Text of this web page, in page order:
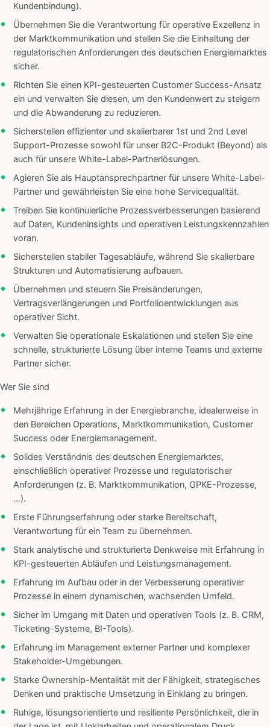
Kundenbindung).
Übernehmen Sie die Verantwortung für operative Exzellenz in
der Marktkommunikation und stellen Sie die Einhaltung der
regulatorischen Anforderungen des deutschen Energiemarktes
sicher.
Richten Sie einen KPI-gesteuerten Customer Success-Ansatz
ein und verwalten Sie diesen, um den Kundenwert zu steigern
und die Abwanderung zu reduzieren.
Sicherstellen effizienter und skalierbarer 1st und 2nd Level
Support-Prozesse sowohl für unser B2C-Produkt (Beyond) als
auch für unsere White-Label-Partnerlösungen.
Agieren Sie als Hauptansprechpartner für unsere White-Label-
Partner und gewährleisten Sie eine hohe Servicequalität.
Treiben Sie kontinuierliche Prozessverbesserungen basierend
auf Daten, Kundeninsights und operativen Leistungskennzahlen
voran.
Sicherstellen stabiler Tagesabläufe, während Sie skalierbare
Strukturen und Automatisierung aufbauen.
Übernehmen und steuern Sie Preisänderungen,
Vertragsverlängerungen und Portfolioentwicklungen aus
operativer Sicht.
Verwalten Sie operationale Eskalationen und stellen Sie eine
schnelle, strukturierte Lösung über interne Teams und externe
Partner sicher.
Wer Sie sind
Mehrjährige Erfahrung in der Energiebranche, idealerweise in
den Bereichen Operations, Marktkommunikation, Customer
Success oder Energiemanagement.
Solides Verständnis des deutschen Energiemarktes,
einschließlich operativer Prozesse und regulatorischer
Anforderungen (z. B. Marktkommunikation, GPKE-Prozesse,
…).
Erste Führungserfahrung oder starke Bereitschaft,
Verantwortung für ein Team zu übernehmen.
Stark analytische und strukturierte Denkweise mit Erfahrung in
KPI-gesteuerten Abläufen und Leistungsmanagement.
Erfahrung im Aufbau oder in der Verbesserung operativer
Prozesse in einem dynamischen, wachsenden Umfeld.
Sicher im Umgang mit Daten und operativen Tools (z. B. CRM,
Ticketing-Systeme, BI-Tools).
Erfahrung im Management externer Partner und komplexer
Stakeholder-Umgebungen.
Starke Ownership-Mentalität mit der Fähigkeit, strategisches
Denken und praktische Umsetzung in Einklang zu bringen.
Ruhige, lösungsorientierte und resiliente Persönlichkeit, die in